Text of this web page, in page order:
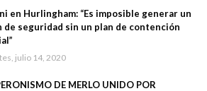
en Hurlingham: “Es imposible generar un
de seguridad sin un plan de contención
julio 14, 2020
DE MERLO UNIDO POR